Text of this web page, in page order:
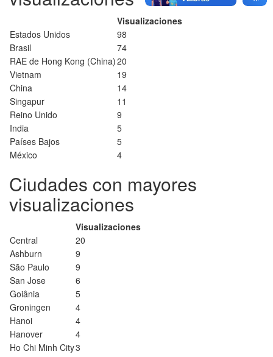
Visualizaciones
Estados Unidos
98
Brasil
74
RAE de Hong Kong (China)20
Vietnam
19
China
14
Singapur
11
Reino Unido
9
India
5
Países Bajos
5
México
4
Ciudades con mayores
visualizaciones
Visualizaciones
Central
20
Ashburn
9
São Paulo
9
San Jose
6
Goiânia
5
Groningen
4
Hanoi
4
Hanover
4
Ho Chi Minh City3